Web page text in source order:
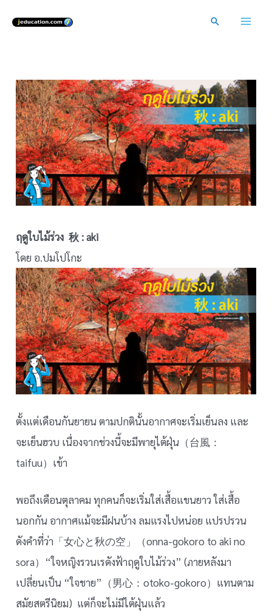
Search
ฤดูใบไม้ร่วง 秋 : aki
โดย อ.ปมโปโกะ
ตั้งแต่เดือนกันยายน ตามปกตินั้นอากาศจะเริ่มเย็นลง และ
จะเย็นฮวบ เนื่องจากช่วงนี้จะมีพายุไต้ฝุ่น（台風：
taifuu）เข้า
พอถึงเดือนตุลาคม ทุกคนก็จะเริ่มใส่เสื้อแขนยาว ใส่เสื้อ
นอกกัน อากาศแม้จะมีฝนบ้าง ลมแรงไปหน่อย แปรปรวน
ดังคำที่ว่า「女心と秋の空」（onna-gokoro to aki no
sora）“ใจหญิงรวนเรดังฟ้าฤดูใบไม้ร่วง” (ภายหลังมา
เปลี่ยนเป็น “ใจชาย”（男心：otoko-gokoro）แทนตาม
สมัยสตรีนิยม) แต่ก็จะไม่มีไต้ฝุ่นแล้ว